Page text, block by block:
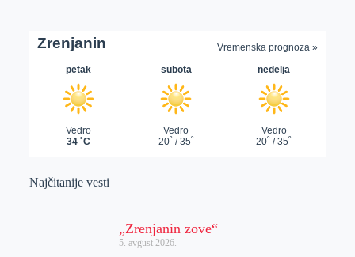
Najčitanije vesti
„Zrenjanin zove“
5. avgust 2026.